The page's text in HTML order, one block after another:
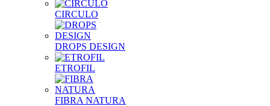
CIRCULO
DROPS DESIGN
ETROFIL
FIBRA NATURA